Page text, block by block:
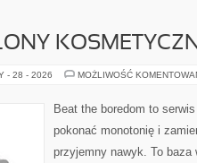
- 28 - 2026 MOŻLIWOŚĆ
Beat the boredom to
pokonać monotonię i
przyjemny nawyk. To baza